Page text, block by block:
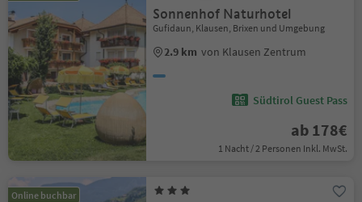
Sonnenhof Naturhotel
Gufidaun, Klausen, Brixen und Umgebung
2.9 km von Klausen Zentrum
Südtirol Guest Pass
ab 178€
1 Nacht / 2 Personen Inkl. MwSt.
Online buchbar